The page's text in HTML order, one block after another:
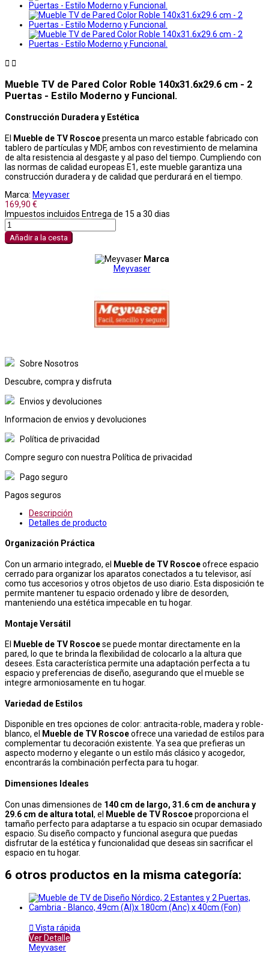
 
Mueble TV de Pared Color Roble 140x31.6x29.6 cm - 2
Puertas - Estilo Moderno y Funcional.
Construcción Duradera y Estética
El Mueble de TV Roscoepresenta un marco estable fabricado con
tablero de partículas y MDF, ambos con revestimiento de melamina
de alta resistencia al desgaste y al paso del tiempo. Cumpliendo con
las normas de calidad europeas E1, este mueble garantiza una
construcción duradera y de calidad que perdurará en el tiempo.
Marca: Meyvaser
169,90 €
Impuestos incluidos Entrega de 15 a 30 dias
Añadir a la cesta
Marca
Meyvaser
Sobre Nosotros
Descubre, compra y disfruta
Envios y devoluciones
Informacion de envios y devoluciones
Política de privacidad
Compre seguro con nuestra Política de privacidad
Pago seguro
Pagos seguros
Descripción
Detalles de producto
Organización Práctica
Con un armario integrado, el Mueble de TV Roscoeofrece espacio
cerrado para organizar los aparatos conectados a tu televisor, así
como tus accesorios y otros objetos de uso diario. Esta disposición te
permite mantener tu espacio ordenado y libre de desorden,
manteniendo una estética impecable en tu hogar.
Montaje Versátil
El Mueble de TV Roscoese puede montar directamente en la
pared, lo que te brinda la flexibilidad de colocarlo a la altura que
desees. Esta característica permite una adaptación perfecta a tu
espacio y preferencias de diseño, asegurando que el mueble se
integre armoniosamente en tu hogar.
Variedad de Estilos
Disponible en tres opciones de color: antracita-roble, madera y roble-
blanco, el
Mueble de TV Roscoeofrece una variedad de estilos para
complementar tu decoración existente. Ya sea que prefieras un
aspecto moderno y elegante o un estilo más clásico y acogedor,
encontrarás la combinación perfecta para tu hogar.
Dimensiones Ideales
Con unas dimensiones de 140 cm de largo, 31.6 cm de anchura y
29.6 cm de altura total , el Mueble de TV Roscoeproporciona el
tamaño perfecto para adaptarse a tu espacio sin ocupar demasiado
espacio. Su diseño compacto y funcional asegura que puedas
disfrutar de la estética y funcionalidad que deseas sin sacrificar el
espacio en tu hogar.
6 otros productos en la misma categoría:
 Vista rápida
Ver Detalle
Meyvaser